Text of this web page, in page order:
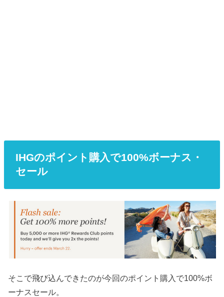
IHGのポイント購入で100%ボーナス・
セール
そこで飛び込んできたのが今回のポイント購入で100%ボ
ーナスセール。